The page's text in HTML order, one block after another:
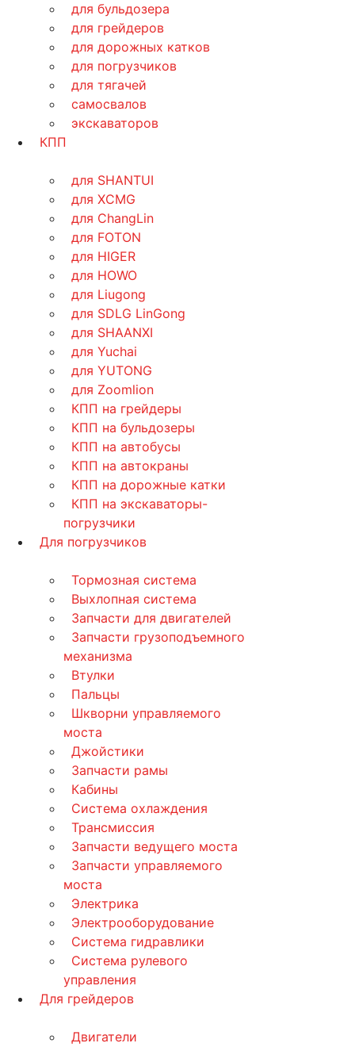
для бульдозера
для грейдеров
для дорожных катков
для погрузчиков
для тягачей
самосвалов
экскаваторов
КПП
для SHANTUI
для XCMG
для ChangLin
для FOTON
для HIGER
для HOWO
для Liugong
для SDLG LinGong
для SHAANXI
для Yuchai
для YUTONG
для Zoomlion
КПП на грейдеры
КПП на бульдозеры
КПП на автобусы
КПП на автокраны
КПП на дорожные катки
КПП на экскаваторы-
погрузчики
Для погрузчиков
Тормозная система
Выхлопная система
Запчасти для двигателей
Запчасти грузоподъемного
механизма
Втулки
Пальцы
Шкворни управляемого
моста
Джойстики
Запчасти рамы
Кабины
Система охлаждения
Трансмиссия
Запчасти ведущего моста
Запчасти управляемого
моста
Электрика
Электрооборудование
Система гидравлики
Система рулевого
управления
Для грейдеров
Двигатели